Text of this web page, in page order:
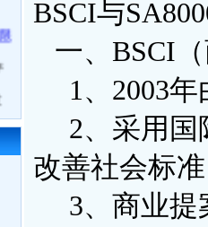
BSCI与
一、BSCI
1、2003年
2、采用国
改善社会标准
3、商业提